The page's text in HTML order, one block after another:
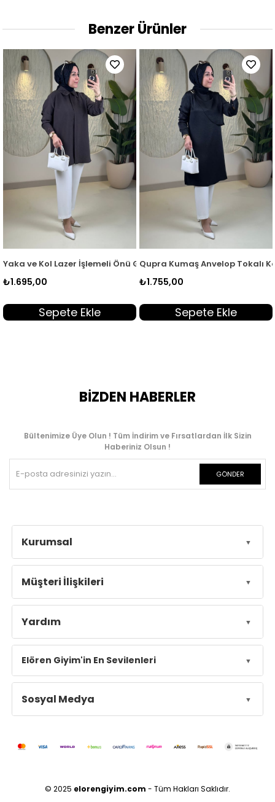
Benzer Ürünler
2003
Düğmeli Kadın Tunik Sarı KSR 2003
Yaka ve Kol Lazer İşlemeli Önü Gizli Düğmeli Kadın Tunik Acı
₺1.695,00
Sepete Ekle
Qupra Kumaş Anvelop Tokalı
₺1.755,00
Sepete Ekle
BİZDEN HABERLER
Bültenimize Üye Olun ! Tüm İndirim ve Fırsatlardan İlk Sizin
Haberiniz Olsun !
GÖNDER
Kurumsal
Müşteri İlişkileri
Yardım
Elören Giyim'in En Sevilenleri
Sosyal Medya
© 2025 elorengiyim.com - Tüm Hakları Saklıdır.